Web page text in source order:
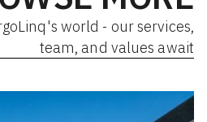
world - our services,
team, and values await